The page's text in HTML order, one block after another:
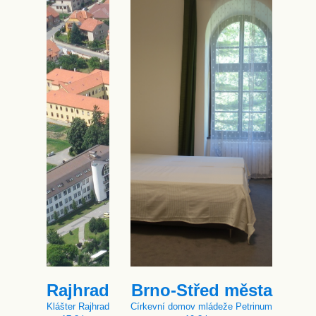
Rajhrad
Klášter Rajhrad
Brno-Střed města
Církevní domov mládeže Petrinum